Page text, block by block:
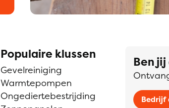
Populaire klussen
Gevelreiniging
Warmtepompen
Ongediertebestrijding
Ben
Bedrijf